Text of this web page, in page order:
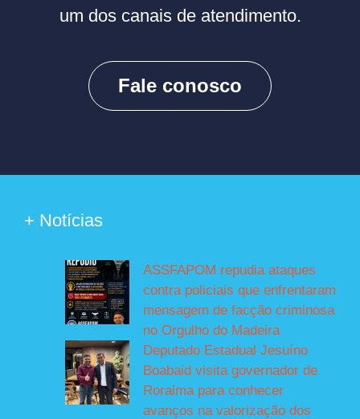
um dos canais de atendimento.
Fale conosco
+ Notícias
ASSFAPOM repudia ataques
contra policiais que enfrentaram
mensagem de facção criminosa
no Orgulho do Madeira
Deputado Estadual Jesuíno
Boabaid visita governador de
Roraima para conhecer
avanços na valorização dos